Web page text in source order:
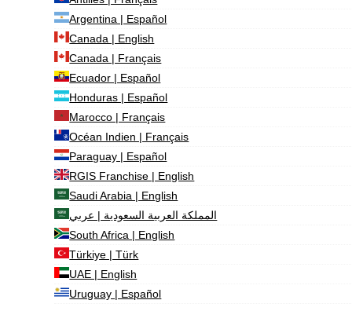
Argentina | Español
Canada | English
Canada | Français
Ecuador | Español
Honduras | Español
Marocco | Français
Océan Indien | Français
Paraguay | Español
RGIS Franchise | English
Saudi Arabia | English
المملكة العربية السعودية | عربي
South Africa | English
Türkiye | Türk
UAE | English
Uruguay | Español